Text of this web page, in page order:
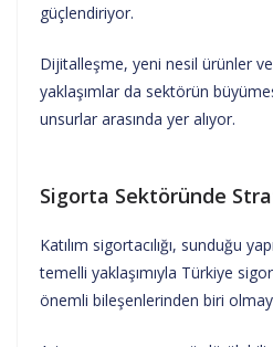
güçlendiriyor.
Dijitalleşme, yeni nesil ürünler
yaklaşımlar da sektörün
unsurlar arasında yer alıyor.
Sigorta Sektöründe
Katılım sigortacılığı, sunduğu
temelli yaklaşımıyla Türkiye
önemli bileşenlerinden biri